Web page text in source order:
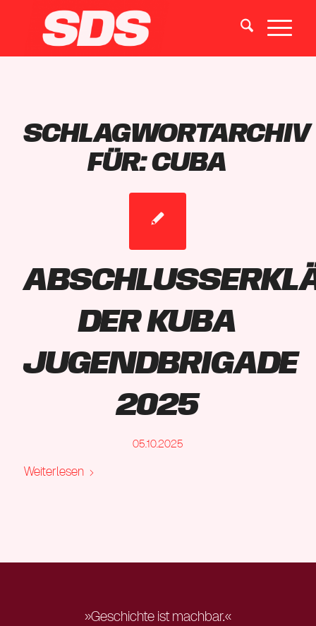
SCHLAGWORTARCHIV
FÜR:CUBA
der Kuba
Jugendbrigade
2025
05.10.2025
Weiterlesen
»Geschichte ist machbar.«